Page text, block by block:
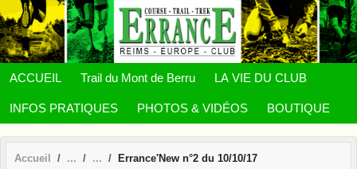
ACCUEIL Trail du Mont de Berru LA VIE DU CLUB
INFOS PRATIQUES PHOTOS & VIDÉOS BOUTIQUE
Accueil Errance'New n°2 du 10/10/17
Panneau de gestion des cookies